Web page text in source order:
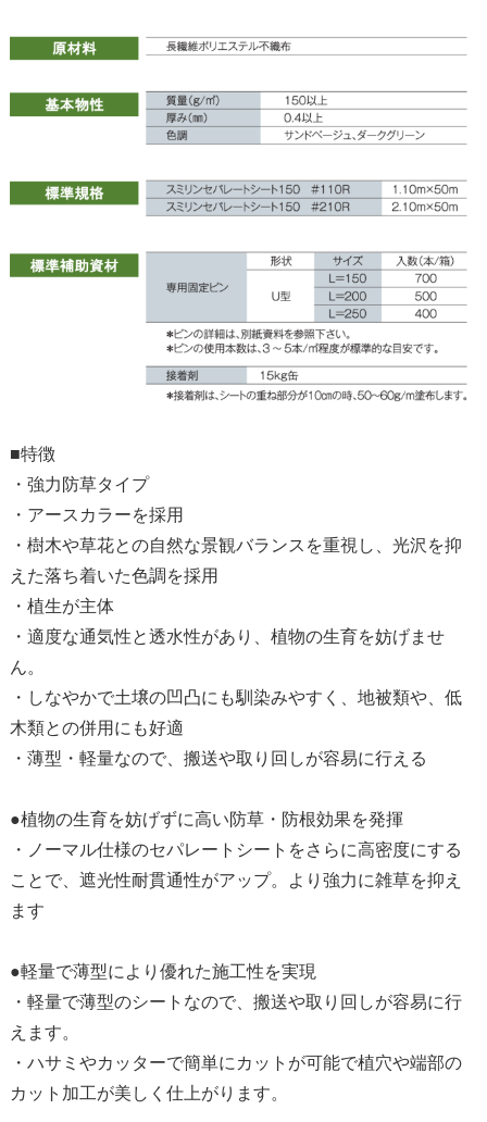
■特徴
・強力防草タイプ
・アースカラーを採用
・樹木や草花との自然な景観バランスを重視し、光沢を抑
えた落ち着いた色調を採用
・植生が主体
・適度な通気性と透水性があり、植物の生育を妨げませ
ん。
・しなやかで土壌の凹凸にも馴染みやすく、地被類や、低
木類との併用にも好適
・薄型・軽量なので、搬送や取り回しが容易に行える
●植物の生育を妨げずに高い防草・防根効果を発揮
・ノーマル仕様のセパレートシートをさらに高密度にする
ことで、遮光性耐貫通性がアップ。より強力に雑草を抑え
ます
●軽量で薄型により優れた施工性を実現
・軽量で薄型のシートなので、搬送や取り回しが容易に行
えます。
・ハサミやカッターで簡単にカットが可能で植穴や端部の
カット加工が美しく仕上がります。